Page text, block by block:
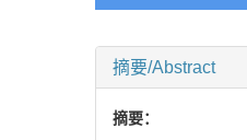
摘要/Abstract
摘要：